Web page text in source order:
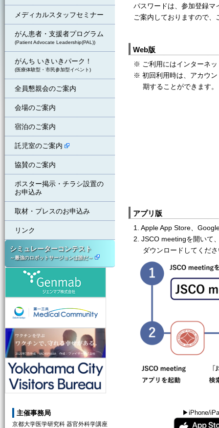
パスワードは、参加登録マ
ご案内しておりますので、
Web版
※ ご利用にはインターネ
※ 初回利用時は、アカウ
期することができます。
アプリ版
1. Apple App Store、
2. JSCO meetingを開いて
ダウンロードしてくだ
▶iPhone/
メディカルスタッフセミナー
がん患者・支援者プログラム
(Patient Advocate Leadership(PAL))
がんち いきいきパーク！
(医療体験型・市民参加型イベント)
全員懇親会のご案内
会場のご案内
宿泊のご案内
託児室のご案内
協賛のご案内
ポスター掲示・チラシ設置の
お申込み
取材・プレスのお申込み
リンク
シミュレーターコンテスト
～最強のロボットサージョンは誰だ～
ジェンマブ株式会社
ファイザー株式会社
Yokohama City Visitors Bureau
主催事務局
京都大学医学研究科 器官外科学講座